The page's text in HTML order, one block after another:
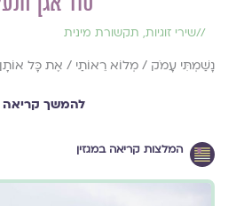
//שירי זוגיות, תקשורת מינית
נָשַׁמְתִּי עָמֹק / מְלוֹא רֵאוֹתַי / אֶת כָּל אוֹתָן
להמשך קריאה
המלצות קריאה במגזין